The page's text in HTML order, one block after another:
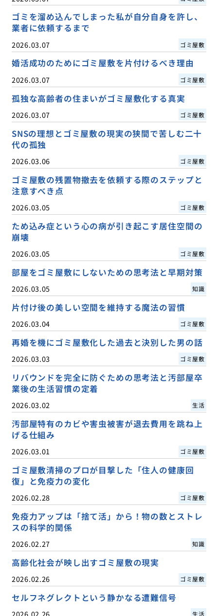
ゴミを溜め込んでしまった私が自分自身を許し、
業者に依頼するまで
2026.03.07 ゴミ屋敷
婚活成功のためにゴミ屋敷を片付けるべき理由
2026.03.07 ゴミ屋敷
孤独な高齢者の住まいがゴミ屋敷化する真実
2026.03.07 ゴミ屋敷
SNSの理想とゴミ屋敷の現実の狭間で苦しむ二十
代の孤独
2026.03.06 ゴミ屋敷
ゴミ屋敷の残置物撤去を依頼する際のステップと
注意すべき点
2026.03.05 ゴミ屋敷
ため込み症という心の病が引き起こす居住空間の
崩壊
2026.03.05 ゴミ屋敷
部屋をゴミ屋敷にしないための思考法と早期対策
2026.03.05 知識
片付け後の美しい空間を維持する魔法の習慣
2026.03.04 ゴミ屋敷
再婚を機にゴミ屋敷化した過去と決別した男の話
2026.03.03 ゴミ屋敷
リバウンドを完全に防ぐための思考法と汚部屋卒
業後の生活習慣の定着
2026.03.02 生活
汚部屋特有のカビや害虫被害が退去費用を跳ね上
げる仕組み
2026.03.01 ゴミ屋敷
ゴミ屋敷清掃のプロが目撃した「住人の健康回
復」と免疫力の変化
2026.02.28 ゴミ屋敷
免疫力アップは「捨て活」から！物の数とストレ
スの科学的関係
2026.02.27 知識
高齢化社会が映し出すゴミ屋敷の現実
2026.02.26 ゴミ屋敷
セルフネグレクトという静かなる遭難信号
生活